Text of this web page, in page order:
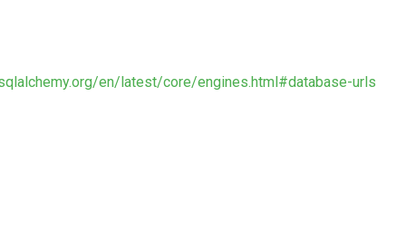
en/latest/core/engines.html#database-urls